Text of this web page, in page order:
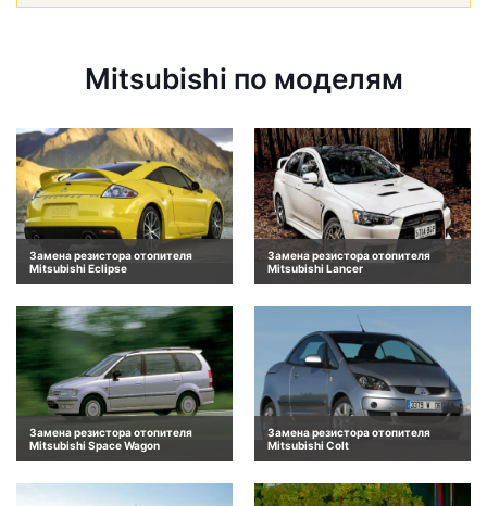
Mitsubishi по моделям
Замена резистора отопителя
Mitsubishi Eclipse
Замена резистора отопителя
Mitsubishi Lancer
Замена резистора отопителя
Mitsubishi Space Wagon
Замена резистора отопителя
Mitsubishi Colt